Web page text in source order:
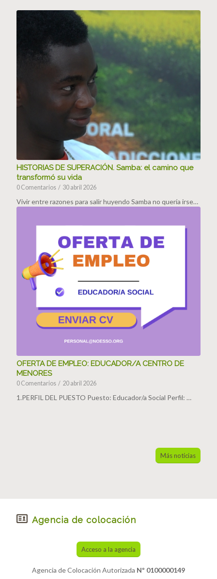
HISTORIAS DE SUPERACIÓN. Samba: el camino que
transformó su vida
0 Comentarios / 30 abril 2026
Vivir entre razones para salir huyendo Samba no quería irse…
OFERTA DE EMPLEO: EDUCADOR/A CENTRO DE
MENORES
0 Comentarios / 20 abril 2026
1.PERFIL DEL PUESTO Puesto: Educador/a Social Perfil: …
Más noticias
Agencia de colocación
Acceso a la agencia
Agencia de Colocación Autorizada Nº 0100000149